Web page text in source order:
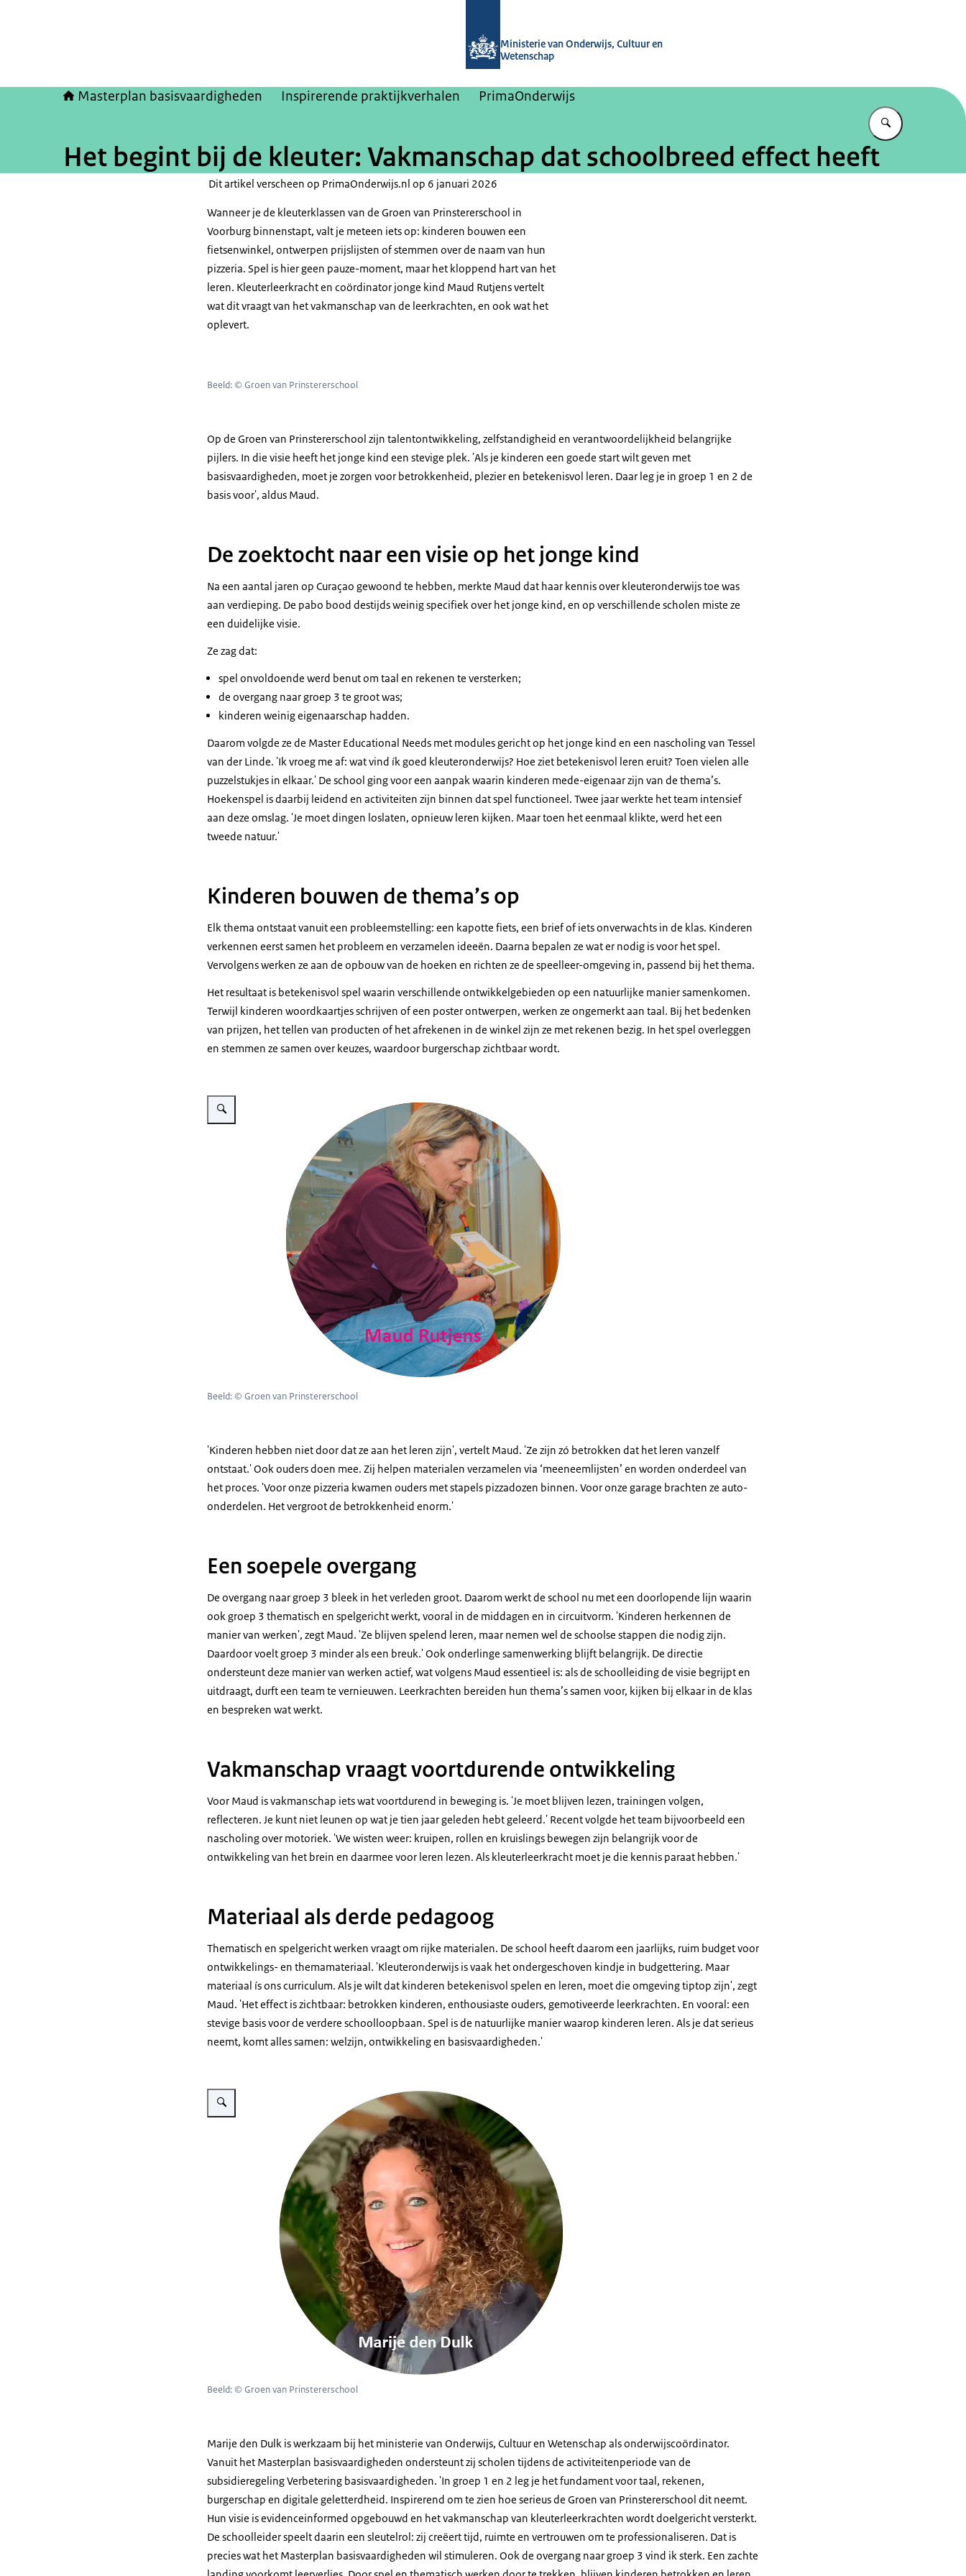
Ministerie van Onderwijs, Cultuur en
Wetenschap
Masterplan basisvaardigheden Inspirerende praktijkverhalen PrimaOnderwijs
Vul in wat u
Het begint bij de kleuter: Vakmanschap dat schoolbreed effect heeft
Dit artikel verscheen op PrimaOnderwijs.nl op 6 januari 2026
Wanneer je de kleuterklassen van de Groen van Prinstererschool in
Voorburg binnenstapt, valt je meteen iets op: kinderen bouwen een
fietsenwinkel, ontwerpen prijslijsten of stemmen over de naam van hun
pizzeria. Spel is hier geen pauze-moment, maar het kloppend hart van het
leren. Kleuterleerkracht en coördinator jonge kind Maud Rutjens vertelt
wat dit vraagt van het vakmanschap van de leerkrachten, en ook wat het
oplevert.
Beeld: © Groen van Prinstererschool
Op de Groen van Prinstererschool zijn talentontwikkeling, zelfstandigheid en verantwoordelijkheid belangrijke
pijlers. In die visie heeft het jonge kind een stevige plek. 'Als je kinderen een goede start wilt geven met
basisvaardigheden, moet je zorgen voor betrokkenheid, plezier en betekenisvol leren. Daar leg je in groep 1 en 2 de
basis voor', aldus Maud.
De zoektocht naar een visie op het jonge kind
Na een aantal jaren op Curaçao gewoond te hebben, merkte Maud dat haar kennis over kleuteronderwijs toe was
aan verdieping. De pabo bood destijds weinig specifiek over het jonge kind, en op verschillende scholen miste ze
een duidelijke visie.
Ze zag dat:
spel onvoldoende werd benut om taal en rekenen te versterken;
de overgang naar groep 3 te groot was;
kinderen weinig eigenaarschap hadden.
Daarom volgde ze de Master Educational Needs met modules gericht op het jonge kind en een nascholing van Tessel
van der Linde. 'Ik vroeg me af: wat vind ík goed kleuteronderwijs? Hoe ziet betekenisvol leren eruit? Toen vielen alle
puzzelstukjes in elkaar.' De school ging voor een aanpak waarin kinderen mede-eigenaar zijn van de thema’s.
Hoekenspel is daarbij leidend en activiteiten zijn binnen dat spel functioneel. Twee jaar werkte het team intensief
aan deze omslag. 'Je moet dingen loslaten, opnieuw leren kijken. Maar toen het eenmaal klikte, werd het een
tweede natuur.'
Kinderen bouwen de thema’s op
Elk thema ontstaat vanuit een probleemstelling: een kapotte fiets, een brief of iets onverwachts in de klas. Kinderen
verkennen eerst samen het probleem en verzamelen ideeën. Daarna bepalen ze wat er nodig is voor het spel.
Vervolgens werken ze aan de opbouw van de hoeken en richten ze de speelleer-omgeving in, passend bij het thema.
Het resultaat is betekenisvol spel waarin verschillende ontwikkelgebieden op een natuurlijke manier samenkomen.
Terwijl kinderen woordkaartjes schrijven of een poster ontwerpen, werken ze ongemerkt aan taal. Bij het bedenken
van prijzen, het tellen van producten of het afrekenen in de winkel zijn ze met rekenen bezig. In het spel overleggen
en stemmen ze samen over keuzes, waardoor burgerschap zichtbaar wordt.
Vergroot afbeelding Maud Rutjens
Beeld: © Groen van Prinstererschool
'Kinderen hebben niet door dat ze aan het leren zijn', vertelt Maud. 'Ze zijn zó betrokken dat het leren vanzelf
ontstaat.' Ook ouders doen mee. Zij helpen materialen verzamelen via ‘meeneemlijsten’ en worden onderdeel van
het proces. 'Voor onze pizzeria kwamen ouders met stapels pizzadozen binnen. Voor onze garage brachten ze auto-
onderdelen. Het vergroot de betrokkenheid enorm.'
Een soepele overgang
De overgang naar groep 3 bleek in het verleden groot. Daarom werkt de school nu met een doorlopende lijn waarin
ook groep 3 thematisch en spelgericht werkt, vooral in de middagen en in circuitvorm. 'Kinderen herkennen de
manier van werken', zegt Maud. 'Ze blijven spelend leren, maar nemen wel de schoolse stappen die nodig zijn.
Daardoor voelt groep 3 minder als een breuk.' Ook onderlinge samenwerking blijft belangrijk. De directie
ondersteunt deze manier van werken actief, wat volgens Maud essentieel is: als de schoolleiding de visie begrijpt en
uitdraagt, durft een team te vernieuwen. Leerkrachten bereiden hun thema’s samen voor, kijken bij elkaar in de klas
en bespreken wat werkt.
Vakmanschap vraagt voortdurende ontwikkeling
Voor Maud is vakmanschap iets wat voortdurend in beweging is. 'Je moet blijven lezen, trainingen volgen,
reflecteren. Je kunt niet leunen op wat je tien jaar geleden hebt geleerd.' Recent volgde het team bijvoorbeeld een
nascholing over motoriek. 'We wisten weer: kruipen, rollen en kruislings bewegen zijn belangrijk voor de
ontwikkeling van het brein en daarmee voor leren lezen. Als kleuterleerkracht moet je die kennis paraat hebben.'
Materiaal als derde pedagoog
Thematisch en spelgericht werken vraagt om rijke materialen. De school heeft daarom een jaarlijks, ruim budget voor
ontwikkelings- en themamateriaal. 'Kleuteronderwijs is vaak het ondergeschoven kindje in budgettering. Maar
materiaal ís ons curriculum. Als je wilt dat kinderen betekenisvol spelen en leren, moet die omgeving tiptop zijn', zegt
Maud. 'Het effect is zichtbaar: betrokken kinderen, enthousiaste ouders, gemotiveerde leerkrachten. En vooral: een
stevige basis voor de verdere schoolloopbaan. Spel is de natuurlijke manier waarop kinderen leren. Als je dat serieus
neemt, komt alles samen: welzijn, ontwikkeling en basisvaardigheden.'
Vergroot afbeelding Marije den Dulk
Beeld: © Groen van Prinstererschool
Marije den Dulk is werkzaam bij het ministerie van Onderwijs, Cultuur en Wetenschap als onderwijscoördinator.
Vanuit het Masterplan basisvaardigheden ondersteunt zij scholen tijdens de activiteitenperiode van de
subsidieregeling Verbetering basisvaardigheden. 'In groep 1 en 2 leg je het fundament voor taal, rekenen,
burgerschap en digitale geletterdheid. Inspirerend om te zien hoe serieus de Groen van Prinstererschool dit neemt.
Hun visie is evidenceinformed opgebouwd en het vakmanschap van kleuterleerkrachten wordt doelgericht versterkt.
De schoolleider speelt daarin een sleutelrol: zij creëert tijd, ruimte en vertrouwen om te professionaliseren. Dat is
precies wat het Masterplan basisvaardigheden wil stimuleren. Ook de overgang naar groep 3 vind ik sterk. Een zachte